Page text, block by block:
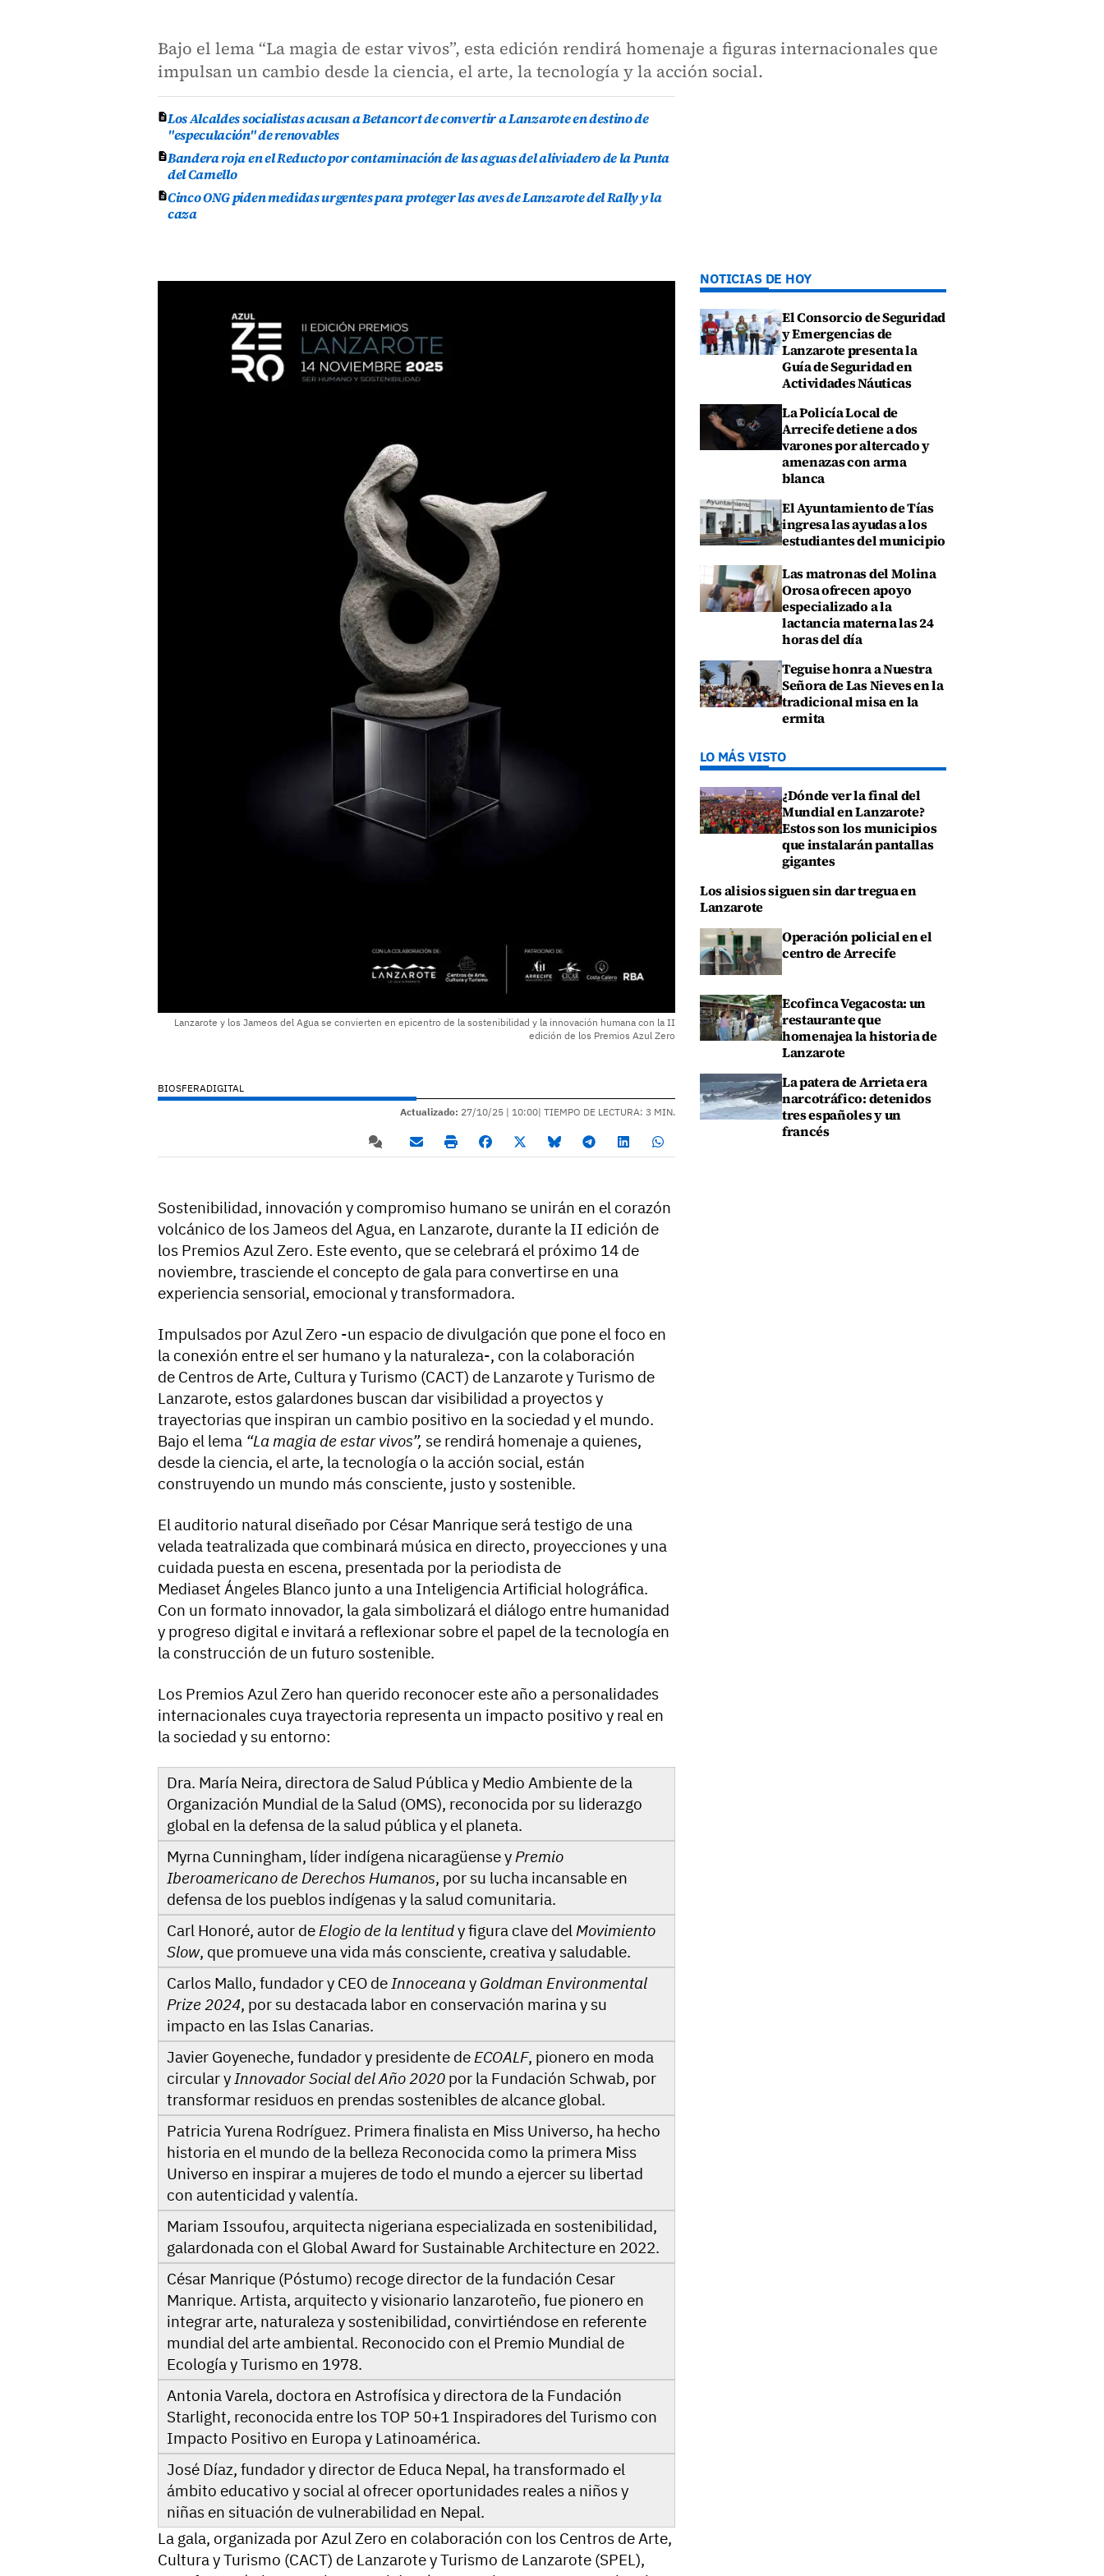
Bajo el lema “La magia de estar vivos”, esta edición rendirá homenaje a figuras internacionales que
impulsan un cambio desde la ciencia, el arte, la tecnología y la acción social.
Los Alcaldes socialistas acusan a Betancort de convertir a Lanzarote en destino de
"especulación" de renovables
Bandera roja en el Reducto por contaminación de las aguas del aliviadero de la Punta
del Camello
Cinco ONG piden medidas urgentes para proteger las aves de Lanzarote del Rally y la
caza
Lanzarote y los Jameos del Agua se convierten en epicentro de la sostenibilidad y la innovación humana con la II
edición de los Premios Azul Zero
BIOSFERADIGITAL
Actualizado: 27/10/25 | 10:00| TIEMPO DE LECTURA: 3 MIN.
Sostenibilidad, innovación y compromiso humano se unirán en el corazón
volcánico de los Jameos del Agua, en Lanzarote, durante la II edición de
los Premios Azul Zero. Este evento, que se celebrará el próximo 14 de
noviembre, trasciende el concepto de gala para convertirse en una
experiencia sensorial, emocional y transformadora.
Impulsados por Azul Zero -un espacio de divulgación que pone el foco en
la conexión entre el ser humano y la naturaleza-, con la colaboración
de Centros de Arte, Cultura y Turismo (CACT) de Lanzarote y Turismo de
Lanzarote, estos galardones buscan dar visibilidad a proyectos y
trayectorias que inspiran un cambio positivo en la sociedad y el mundo.
Bajo el lema “La magia de estar vivos”, se rendirá homenaje a quienes,
desde la ciencia, el arte, la tecnología o la acción social, están
construyendo un mundo más consciente, justo y sostenible.
El auditorio natural diseñado por César Manrique será testigo de una
velada teatralizada que combinará música en directo, proyecciones y una
cuidada puesta en escena, presentada por la periodista de
Mediaset Ángeles Blanco junto a una Inteligencia Artificial holográfica.
Con un formato innovador, la gala simbolizará el diálogo entre humanidad
y progreso digital e invitará a reflexionar sobre el papel de la tecnología en
la construcción de un futuro sostenible.
Los Premios Azul Zero han querido reconocer este año a personalidades
internacionales cuya trayectoria representa un impacto positivo y real en
la sociedad y su entorno:
Dra. María Neira, directora de Salud Pública y Medio Ambiente de la
Organización Mundial de la Salud (OMS), reconocida por su liderazgo
global en la defensa de la salud pública y el planeta.
Myrna Cunningham, líder indígena nicaragüense y Premio
Iberoamericano de Derechos Humanos, por su lucha incansable en
defensa de los pueblos indígenas y la salud comunitaria.
Carl Honoré, autor de Elogio de la lentitudy figura clave del Movimiento
Slow, que promueve una vida más consciente, creativa y saludable.
Carlos Mallo, fundador y CEO de Innoceana y Goldman Environmental
Prize 2024, por su destacada labor en conservación marina y su
impacto en las Islas Canarias.
Javier Goyeneche, fundador y presidente de ECOALF, pionero en moda
circular y Innovador Social del Año 2020 por la Fundación Schwab, por
transformar residuos en prendas sostenibles de alcance global.
Patricia Yurena Rodríguez. Primera finalista en Miss Universo, ha hecho
historia en el mundo de la belleza Reconocida como la primera Miss
Universo en inspirar a mujeres de todo el mundo a ejercer su libertad
con autenticidad y valentía.
Mariam Issoufou, arquitecta nigeriana especializada en sostenibilidad,
galardonada con el Global Award for Sustainable Architecture en 2022.
César Manrique (Póstumo) recoge director de la fundación Cesar
Manrique. Artista, arquitecto y visionario lanzaroteño, fue pionero en
integrar arte, naturaleza y sostenibilidad, convirtiéndose en referente
mundial del arte ambiental. Reconocido con el Premio Mundial de
Ecología y Turismo en 1978.
Antonia Varela, doctora en Astrofísica y directora de la Fundación
Starlight, reconocida entre los TOP 50+1 Inspiradores del Turismo con
Impacto Positivo en Europa y Latinoamérica.
José Díaz, fundador y director de Educa Nepal, ha transformado el
ámbito educativo y social al ofrecer oportunidades reales a niños y
niñas en situación de vulnerabilidad en Nepal.
La gala, organizada por Azul Zero en colaboración con los Centros de Arte,
Cultura y Turismo (CACT) de Lanzarote y Turismo de Lanzarote (SPEL),
NOTICIAS DE HOY
El Consorcio de Seguridad
y Emergencias de
Lanzarote presenta la
Guía de Seguridad en
Actividades Náuticas
La Policía Local de
Arrecife detiene a dos
varones por altercado y
amenazas con arma
blanca
El Ayuntamiento de Tías
ingresa las ayudas a los
estudiantes del municipio
Las matronas del Molina
Orosa ofrecen apoyo
especializado a la
lactancia materna las 24
horas del día
Teguise honra a Nuestra
Señora de Las Nieves en la
tradicional misa en la
ermita
LO MÁS VISTO
¿Dónde ver la final del
Mundial en Lanzarote?
Estos son los municipios
que instalarán pantallas
gigantes
Los alisios siguen sin dar tregua en
Lanzarote
Operación policial en el
centro de Arrecife
Ecofinca Vegacosta: un
restaurante que
homenajea la historia de
Lanzarote
La patera de Arrieta era
narcotráfico: detenidos
tres españoles y un
francés